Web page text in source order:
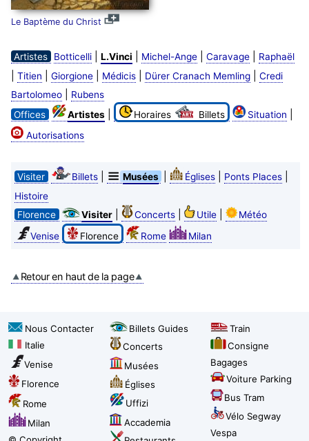
Le Baptème du Christ
Artistes Botticelli| L.Vinci Michel-Ange| Caravage| Raphaël
Titien Giorgione| Médicis| Dürer Cranach Memling| Credi
Bartolomeo|
Rubens
Offices
Artistes| Horaires Billets Situation
Autorisations
Visiter Billets| Musées Églises| Ponts Places|
Histoire
Florence
Visiter| Concerts| Utile|
Météo
Venise
Florence Rome Milan
Retour en haut de la page
Nous Contacter
Italie
Venise
Florence
Rome
Milan
Billets Guides
Concerts
Musées
Églises
Uffizi
Accademia
Train
Consigne
Bagages
Voiture Parking
Bus Tram
Vélo Segway
Vespa